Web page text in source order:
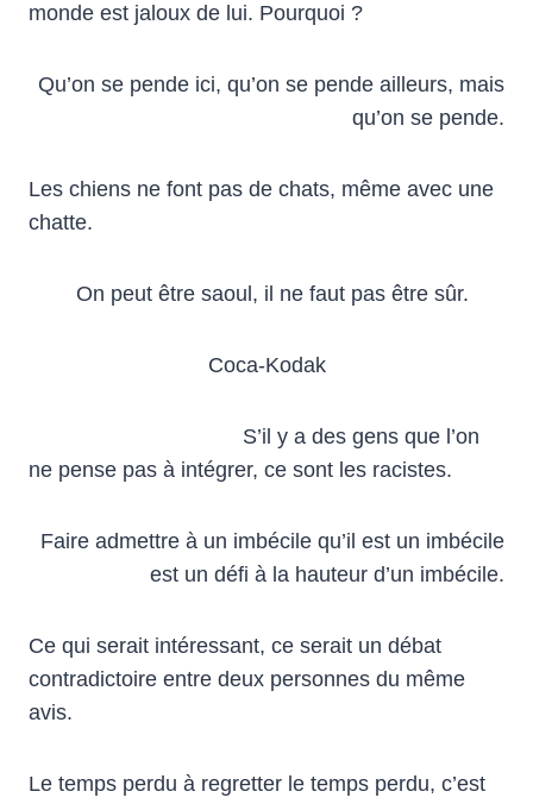
monde est jaloux de lui. Pourquoi ?
Qu’on se pende ici, qu’on se pende ailleurs, mais
qu’on se pende.
Les chiens ne font pas de chats, même avec une
chatte.
On peut être saoul, il ne faut pas être sûr.
Coca-Kodak
S’il y a des gens que l’on
ne pense pas à intégrer, ce sont les racistes.
Faire admettre à un imbécile qu’il est un imbécile
est un défi à la hauteur d’un imbécile.
Ce qui serait intéressant, ce serait un débat
contradictoire entre deux personnes du même
avis.
Le temps perdu à regretter le temps perdu, c’est